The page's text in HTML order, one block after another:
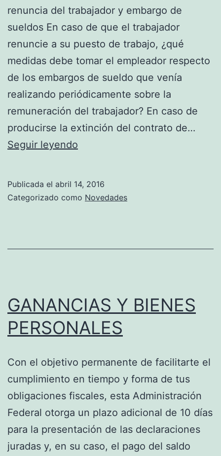
renuncia del trabajador y embargo de
sueldos En caso de que el trabajador
renuncie a su puesto de trabajo, ¿qué
medidas debe tomar el empleador respecto
de los embargos de sueldo que venía
realizando periódicamente sobre la
remuneración del trabajador? En caso de
producirse la extinción del contrato de…
Seguir leyendo
QUE
DE
TRABAJO,
MEDIDAS
DEBE
TOMAR
EL
EMPLEADOR
RESPECTO
Publicada el abril 14, 2016
Categorizado como Novedades
GANANCIAS Y BIENES
PERSONALES
Con el objetivo permanente de facilitarte el
cumplimiento en tiempo y forma de tus
obligaciones fiscales, esta Administración
Federal otorga un plazo adicional de 10 días
para la presentación de las declaraciones
juradas y, en su caso, el pago del saldo